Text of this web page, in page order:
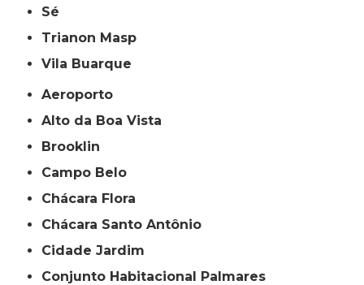
Sé
Trianon Masp
Vila Buarque
Aeroporto
Alto da Boa Vista
Brooklin
Campo Belo
Chácara Flora
Chácara Santo Antônio
Cidade Jardim
Conjunto Habitacional Palmares